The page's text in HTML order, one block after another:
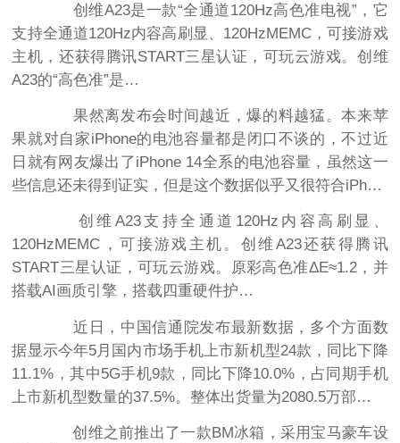
创维A23是一款“全通道120Hz高色准电视”，它
支持全通道120Hz内容高刷显、120HzMEMC，可接游戏
主机，还获得腾讯START三星认证，可玩云游戏。创维
A23的“高色准”是…
果然离发布会时间越近，爆的料越猛。本来苹
果就对自家iPhone的电池容量都是闭口不谈的，不过近
日就有网友爆出了iPhone 14全系的电池容量，虽然这一
些信息还未得到证实，但是这个数据似乎又很符合iPh…
创维A23支持全通道120Hz内容高刷显、
120HzMEMC，可接游戏主机。创维A23还获得腾讯
START三星认证，可玩云游戏。原彩高色准ΔE≈1.2，并
搭载AI画质引擎，搭载四重硬件护…
近日，中国信通院发布最新数据，多个方面数
据显示今年5月国内市场手机上市新机型24款，同比下降
11.1%，其中5G手机9款，同比下降10.0%，占同期手机
上市新机型数量的37.5%。整体出货量为2080.5万部…
创维之前推出了一款BM冰箱，采用宝马豪车设